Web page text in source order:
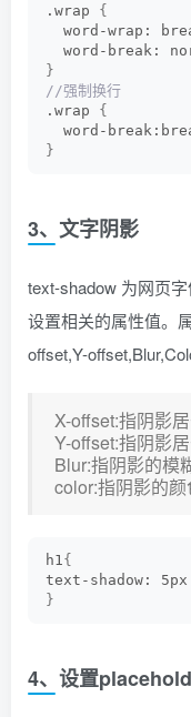
.wrap {
word-wrap:
word-break:
}
//强制换行
.wrap {
word-
}
3、文字阴影
text-shadow 为网页
设置相关的属性值。
offset,Y-
X-offset:指阴影
Y-offset:指阴影
Blur:指阴影的模
color:指阴影的颜
h1{
text-shadow: 5px
}
4、设置